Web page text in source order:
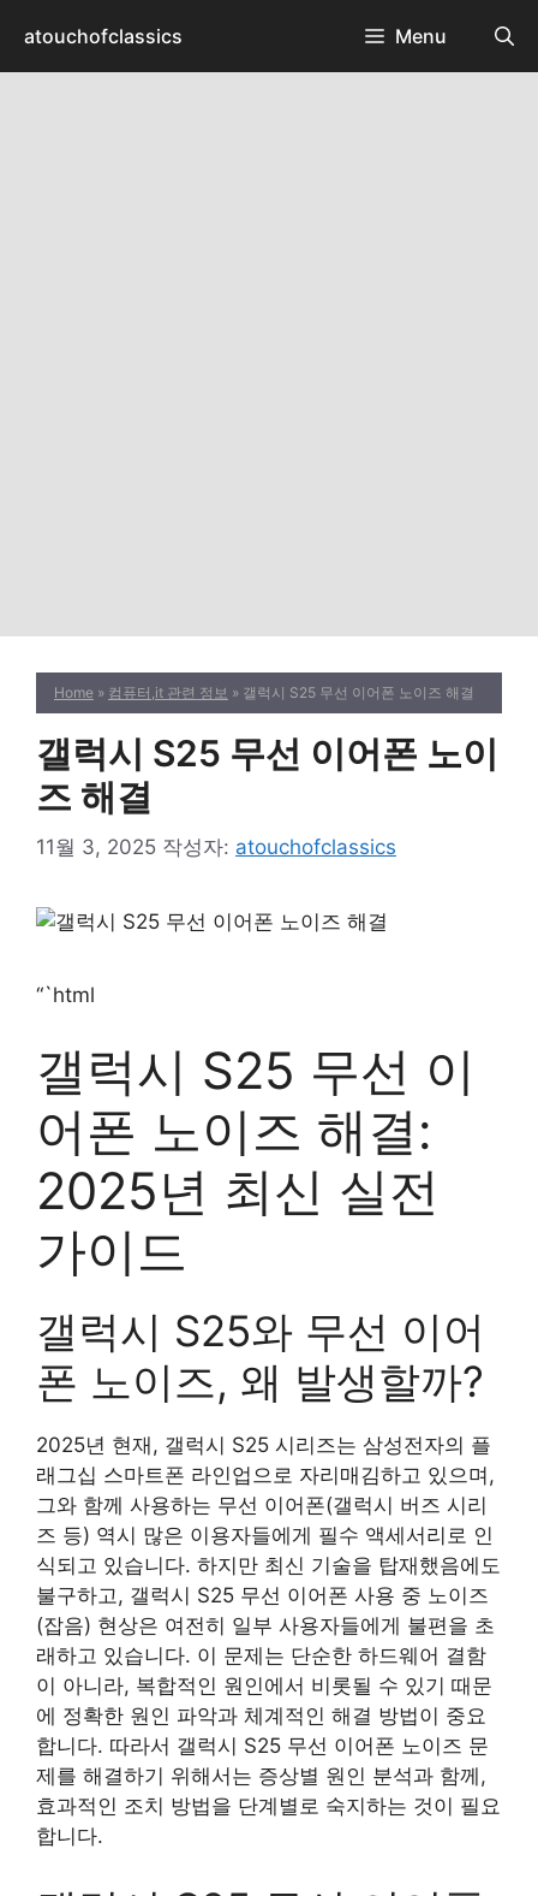
츠
atouchofclassics Menu
Home » 컴퓨터,it 관련 정보 » 갤럭시 S25 무선 이어폰 노이즈 해결
갤럭시 S25 무선 이어폰 노이
즈 해결
11월 3, 2025 작성자: atouchofclassics
“`html
갤럭시 S25 무선 이
어폰 노이즈 해결:
2025년 최신 실전
가이드
갤럭시 S25와 무선 이어
폰 노이즈, 왜 발생할까?
2025년 현재, 갤럭시 S25 시리즈는 삼성전자의 플
래그십 스마트폰 라인업으로 자리매김하고 있으며,
그와 함께 사용하는 무선 이어폰(갤럭시 버즈 시리
즈 등) 역시 많은 이용자들에게 필수 액세서리로 인
식되고 있습니다. 하지만 최신 기술을 탑재했음에도
불구하고, 갤럭시 S25 무선 이어폰 사용 중 노이즈
(잡음) 현상은 여전히 일부 사용자들에게 불편을 초
래하고 있습니다. 이 문제는 단순한 하드웨어 결함
이 아니라, 복합적인 원인에서 비롯될 수 있기 때문
에 정확한 원인 파악과 체계적인 해결 방법이 중요
합니다. 따라서 갤럭시 S25 무선 이어폰 노이즈 문
제를 해결하기 위해서는 증상별 원인 분석과 함께,
효과적인 조치 방법을 단계별로 숙지하는 것이 필요
합니다.